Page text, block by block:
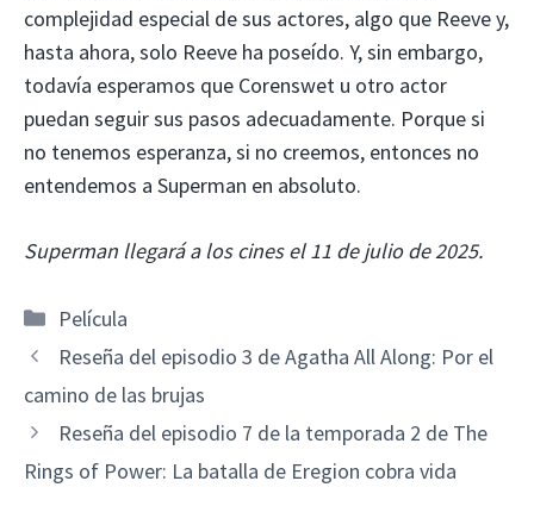
complejidad especial de sus actores, algo que Reeve y,
hasta ahora, solo Reeve ha poseído. Y, sin embargo,
todavía esperamos que Corenswet u otro actor
puedan seguir sus pasos adecuadamente. Porque si
no tenemos esperanza, si no creemos, entonces no
entendemos a Superman en absoluto.
Superman llegará a los cines el 11 de julio de 2025.
Categorías
Película
Reseña del episodio 3 de Agatha All Along: Por el
camino de las brujas
Reseña del episodio 7 de la temporada 2 de The
Rings of Power: La batalla de Eregion cobra vida